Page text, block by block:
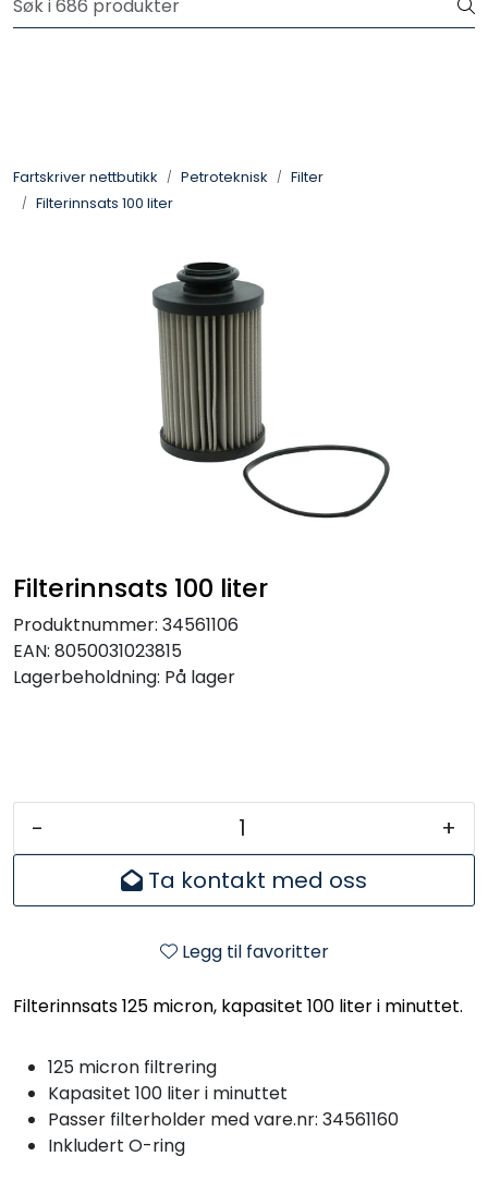
Skip to main content
Fartskriver nettbutikk Petroteknisk
Filter
Filterinnsats 100 liter
Filterinnsats 100 liter
Produktnummer: 34561106
EAN: 8050031023815
Lagerbeholdning: På lager
-
+
Ta kontakt med oss
Legg til favoritter
Filterinnsats 125 micron, kapasitet 100 liter i minuttet.
125 micron filtrering
Kapasitet 100 liter i minuttet
Passer filterholder med vare.nr: 34561160
Inkludert O-ring
Petroteknisk